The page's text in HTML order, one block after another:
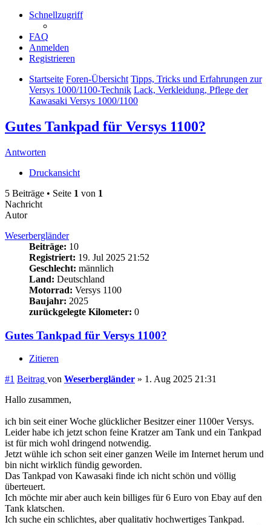
Schnellzugriff
FAQ
Anmelden
Registrieren
Startseite Foren-Übersicht Tipps, Tricks und Erfahrungen zur
Versys 1000/1100-Technik Lack, Verkleidung, Pflege der
Kawasaki Versys 1000/1100
Gutes Tankpad für Versys 1100?
Antworten
Druckansicht
5 Beiträge • Seite 1 von 1
Nachricht
Autor
Weserbergländer
Beiträge: 10
Registriert: 19. Jul 2025 21:52
Geschlecht: männlich
Land: Deutschland
Motorrad: Versys 1100
Baujahr: 2025
zurückgelegte Kilometer: 0
Gutes Tankpad für Versys 1100?
Zitieren
#1 Beitrag von Weserbergländer » 1. Aug 2025 21:31
Hallo zusammen,
ich bin seit einer Woche glücklicher Besitzer einer 1100er Versys.
Leider habe ich jetzt schon feine Kratzer am Tank und ein Tankpad
ist für mich wohl dringend notwendig.
Jetzt wühle ich schon seit einer ganzen Weile im Internet herum und
bin nicht wirklich fündig geworden.
Das Tankpad von Kawasaki finde ich nicht schön und völlig
überteuert.
Ich möchte mir aber auch kein billiges für 6 Euro von Ebay auf den
Tank klatschen.
Ich suche ein schlichtes, aber qualitativ hochwertiges Tankpad.